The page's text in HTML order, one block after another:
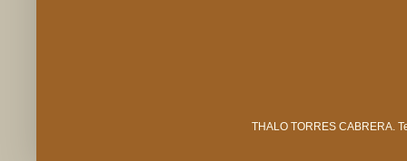
THALO TORRES CABRERA.